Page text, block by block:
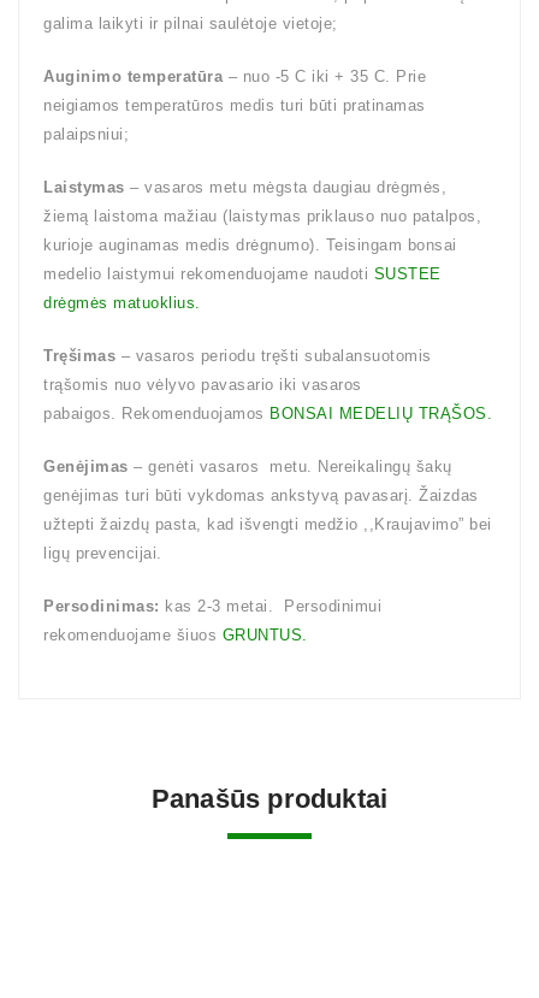
galima laikyti ir pilnai saulėtoje vietoje;
Auginimo temperatūra– nuo -5 C iki + 35 C. Prie
neigiamos temperatūros medis turi būti pratinamas
palaipsniui;
Laistymas – vasaros metu mėgsta daugiau drėgmės,
žiemą laistoma mažiau (laistymas priklauso nuo patalpos,
kurioje auginamas medis drėgnumo). Teisingam bonsai
medelio laistymui rekomenduojame naudoti SUSTEE
drėgmės matuoklius.
Tręšimas – vasaros periodu tręšti subalansuotomis
trąšomis nuo vėlyvo pavasario iki vasaros
pabaigos. Rekomenduojamos BONSAI MEDELIŲ TRĄŠOS.
Genėjimas – genėti vasaros metu. Nereikalingų šakų
genėjimas turi būti vykdomas ankstyvą pavasarį. Žaizdas
užtepti žaizdų pasta, kad išvengti medžio ,,Kraujavimo” bei
ligų prevencijai.
Persodinimas: kas 2-3 metai. Persodinimui
rekomenduojame šiuos GRUNTUS.
Panašūs produktai